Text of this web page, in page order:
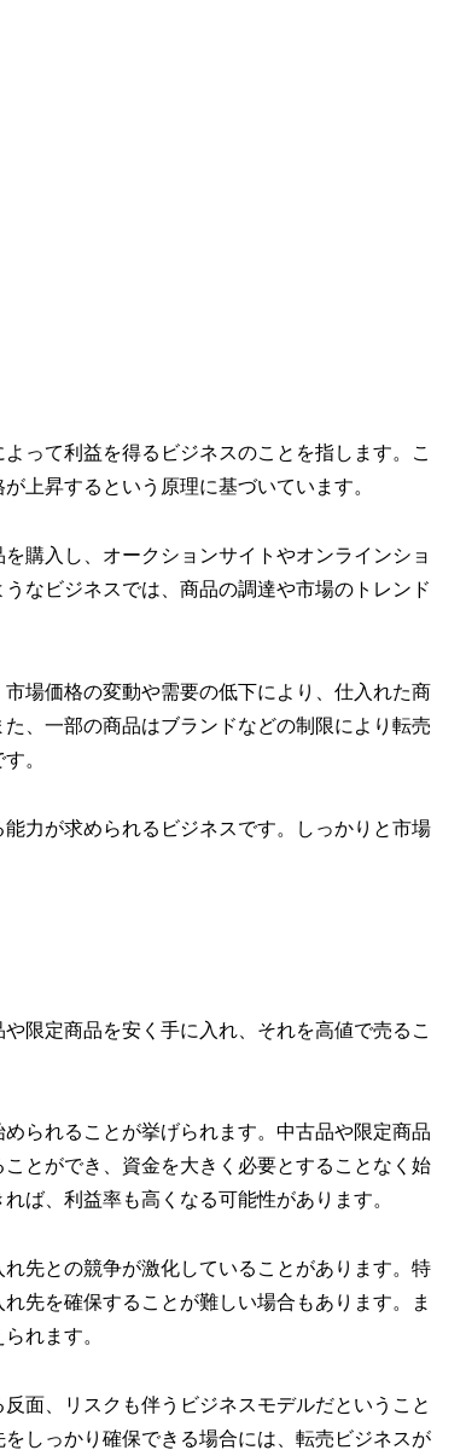
って利益を得るビジネスのことを指します。こ
上昇するという原理に基づいています。
購入し、オークションサイトやオンラインショ
なビジネスでは、商品の調達や市場のトレンド
場価格の変動や需要の低下により、仕入れた商
、一部の商品はブランドなどの制限により転売
。
力が求められるビジネスです。しっかりと市場
限定商品を安く手に入れ、それを高値で売るこ
られることが挙げられます。中古品や限定商品
とができ、資金を大きく必要とすることなく始
ば、利益率も高くなる可能性があります。
先との競争が激化していることがあります。特
先を確保することが難しい場合もあります。ま
れます。
面、リスクも伴うビジネスモデルだということ
しっかり確保できる場合には、転売ビジネスが